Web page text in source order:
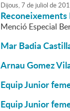
Dijous,7 de juliol de
Menció Especial
Mar Badia
Arnau Gomez
Equip Junior
Equip Junior